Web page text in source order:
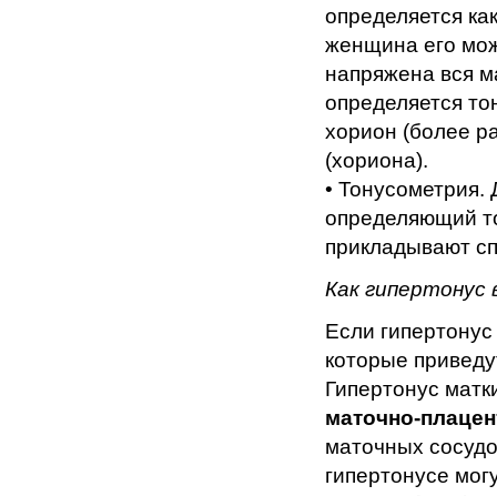
определяется
женщина его
напряжена вся
определяется
хорион (более
(хориона).
• Тонусометрия.
определяющий
прикладывают
Как
Если
которые
Гипертонус
маточно-
маточных
гипертонусе